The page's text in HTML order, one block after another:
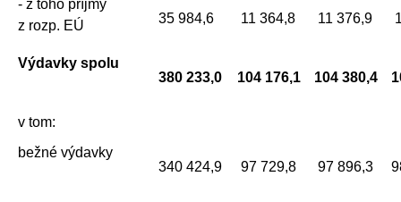
- z toho príjmy
z rozp. EÚ
35 984,6 11 364,8 11 376,9
Výdavky spolu
380 233,0
104 176,1 104 380,4
v tom:
bežné výdavky
340 424,9
97 729,8 97 896,3